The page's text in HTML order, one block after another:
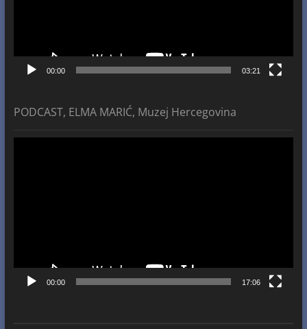
00:00 03:21
PODCAST, ELMA MARIĆ, Muzej Hercegovina
00:00 17:06